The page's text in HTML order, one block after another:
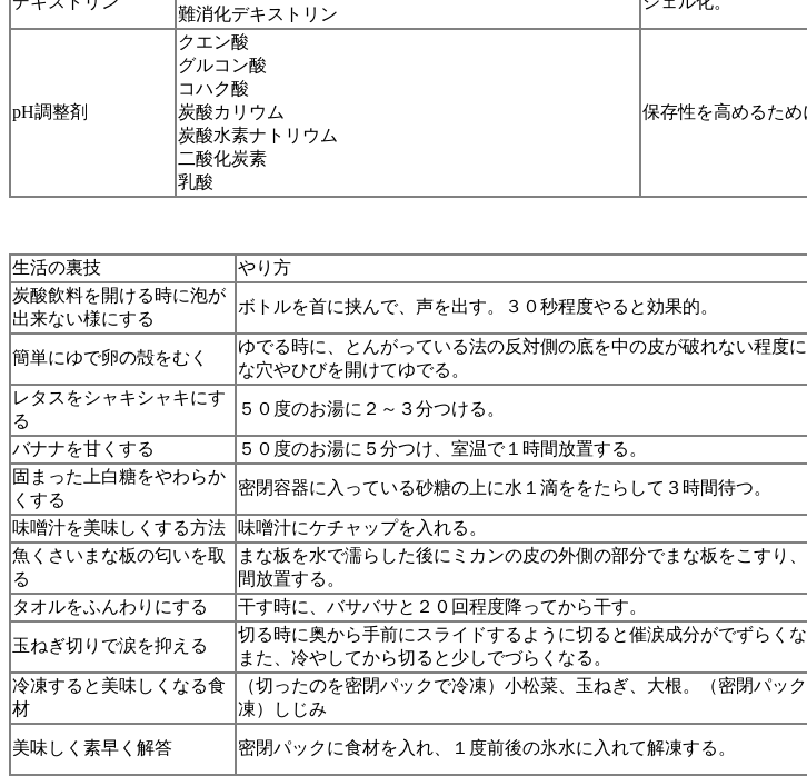
難消化デキストリン
pH調整剤
クエン酸
グルコン酸
コハク酸
炭酸カリウム
炭酸水素ナトリウム
二酸化炭素
乳酸
保存性を高めるため
生活の裏技 やり方
炭酸飲料を開ける時に泡が
出来ない様にする
ボトルを首に挟んで、声を出す。３０秒程度やると効果的。
簡単にゆで卵の殻をむく
ゆでる時に、とんがっている法の反対側の底を中の皮が破れない程度
な穴やひびを開けてゆでる。
レタスをシャキシャキにす
る
５０度のお湯に２～３分つける。
バナナを甘くする ５０度のお湯に５分つけ、室温で１時間放置する。
固まった上白糖をやわらか
くする
密閉容器に入っている砂糖の上に水１滴ををたらして３時間待つ。
味噌汁を美味しくする方法
味噌汁にケチャップを入れる。
魚くさいまな板の匂いを取
る
まな板を水で濡らした後にミカンの皮の外側の部分でまな板をこすり
間放置する。
タオルをふんわりにする
干す時に、バサバサと２０回程度降ってから干す。
玉ねぎ切りで涙を抑える
切る時に奥から手前にスライドするように切ると催涙成分がでずらくな
また、冷やしてから切ると少しでづらくなる。
冷凍すると美味しくなる食
材
（切ったのを密閉パックで冷凍）小松菜、玉ねぎ、大根。（密閉パッ
凍）しじみ
美味しく素早く解答 密閉パックに食材を入れ、１度前後の氷水に入れて解凍する。